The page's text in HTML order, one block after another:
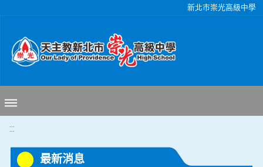
新北市崇光高級中學
:::
最新消息